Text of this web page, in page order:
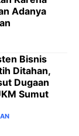
Adanya
Bisnis
Ditahan,
Dugaan
Sumut